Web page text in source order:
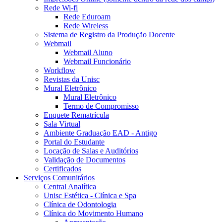
Rede Wi-fi
Rede Eduroam
Rede Wireless
Sistema de Registro da Produção Docente
Webmail
Webmail Aluno
Webmail Funcionário
Workflow
Revistas da Unisc
Mural Eletrônico
Mural Eletrônico
Termo de Compromisso
Enquete Rematrícula
Sala Virtual
Ambiente Graduação EAD - Antigo
Portal do Estudante
Locação de Salas e Auditórios
Validação de Documentos
Certificados
Serviços Comunitários
Central Analítica
Unisc Estética - Clínica e Spa
Clínica de Odontologia
Clínica do Movimento Humano